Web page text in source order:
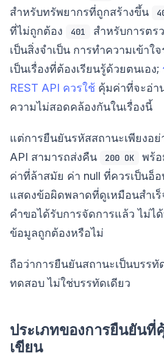
สำหรับทรัพยากรที่ถูกสร้างขึ้น
ที่ไม่ถูกต้อง
401
สำหรับการตร
เป็นสิ่งจำเป็น การทำความเข้าใ
เป็นเรื่องที่ต้องเรียนรู้ด้วยตนเอง;
REST API ควรใช้ คุ้มค่าที่จะอ่า
ความไม่สอดคล้องกันในเรื่องนี้
แต่การยืนยันรหัสสถานะเพียงอ
API สามารถส่งคืน
200 OK
พร้อ
ค่าที่ล้าสมัย ค่า null ที่ควรเป็นอ็
แสดงข้อผิดพลาดที่ดูเหมือนสำเ
คำขอได้รับการจัดการแล้ว ไม่ไ
ข้อมูลถูกต้องหรือไม่
ถือว่าการยืนยันสถานะเป็นบรร
ทดสอบ ไม่ใช่บรรทัดเดียว
ประเภทของการยืนยันที่
เขียน